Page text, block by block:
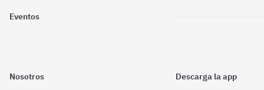
Eventos
Nosotros Descarga la app